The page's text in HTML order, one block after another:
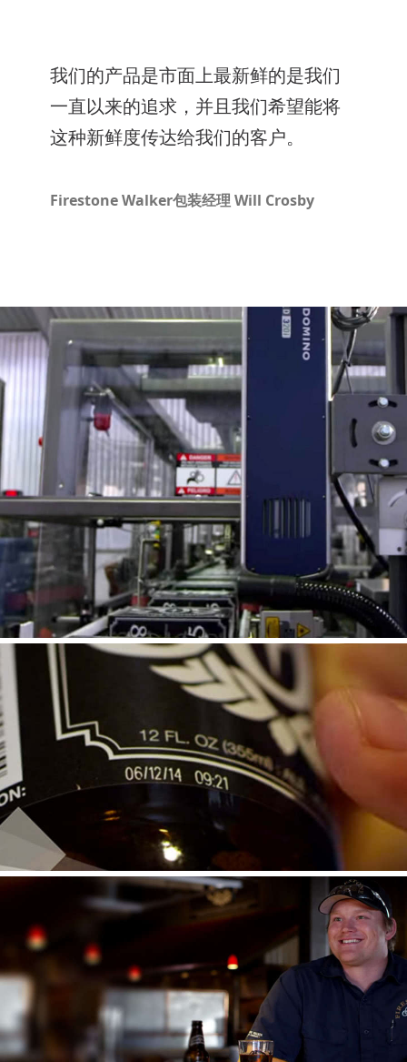
我们的产品是市面上最新鲜的是我们
一直以来的追求，并且我们希望能将
这种新鲜度传达给我们的客户。
Firestone Walker包装经理 Will Crosby